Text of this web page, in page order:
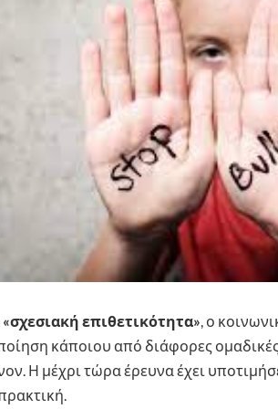
«σχεσιακή επιθετικότητα», ο
κάποιου από διάφορες
Η μέχρι τώρα έρευνα έχει